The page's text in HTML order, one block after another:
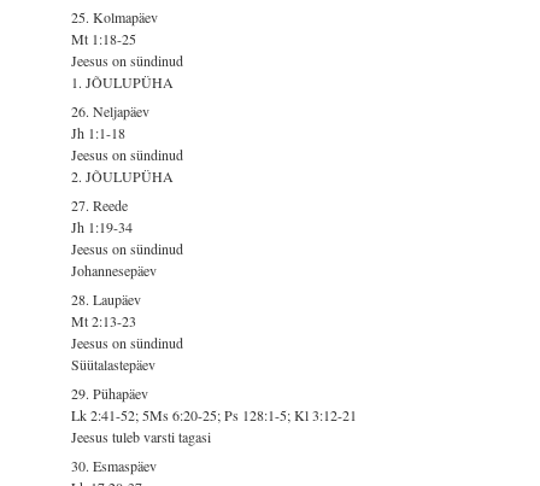
25. Kolmapäev
Mt 1:18-25
Jeesus on sündinud
1. JÕULUPÜHA
26. Neljapäev
Jh 1:1-18
Jeesus on sündinud
2. JÕULUPÜHA
27. Reede
Jh 1:19-34
Jeesus on sündinud
Johannesepäev
28. Laupäev
Mt 2:13-23
Jeesus on sündinud
Süütalastepäev
29. Pühapäev
Lk 2:41-52; 5Ms 6:20-25; Ps 128:1-5; Kl 3:12-21
Jeesus tuleb varsti tagasi
30. Esmaspäev